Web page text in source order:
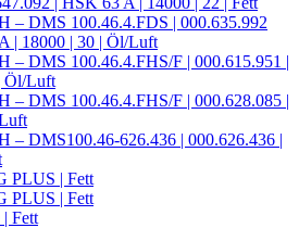
– DMS 100.46.4.FDS | 000.635.992
| 18000 | 30 | Öl/Luft
– DMS 100.46.4.FHS/F | 000.615.951 |
Öl/Luft
– DMS 100.46.4.FHS/F | 000.628.085 |
– DMS100.46-626.436 | 000.626.436 |
PLUS | Fett
PLUS | Fett
Fett